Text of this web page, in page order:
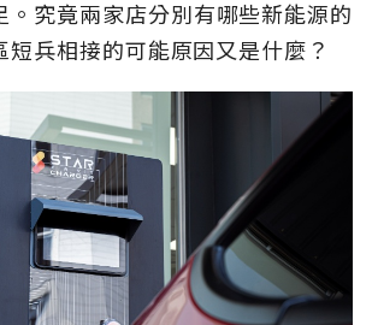
。究竟兩家店分別有哪些新能源的
短兵相接的可能原因又是什麼？